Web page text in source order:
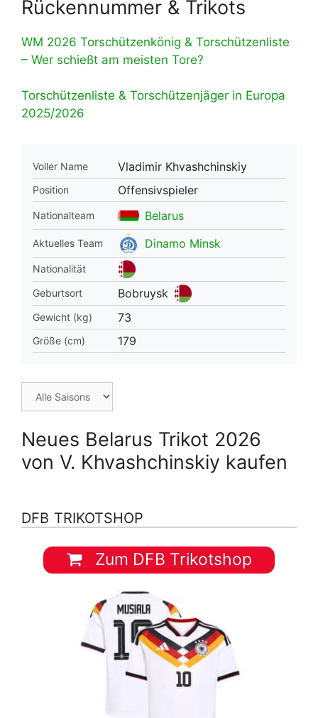
Rückennummer & Trikots
WM 2026 Torschützenkönig & Torschützenliste
– Wer schießt am meisten Tore?
Torschützenliste & Torschützenjäger in Europa
2025/2026
Voller Name Vladimir Khvashchinskiy
Position Offensivspieler
Nationalteam Belarus
Aktuelles Team Dinamo Minsk
Nationalität
Geburtsort
Bobruysk
Gewicht (kg) 73
Größe (cm) 179
Neues Belarus Trikot 2026
von V. Khvashchinskiy kaufen
DFB TRIKOTSHOP
Zum DFB Trikotshop